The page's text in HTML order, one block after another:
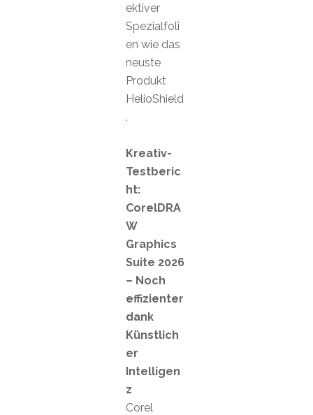
ektiver
Spezialfoli
en wie das
neuste
Produkt
HelioShield
.
Kreativ-
Testberic
ht:
CorelDRA
W
Graphics
Suite 2026
– Noch
effizienter
dank
Künstlich
er
Intelligen
z
Corel